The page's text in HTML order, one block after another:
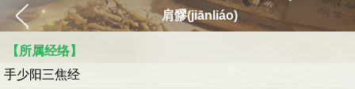
肩髎(jiānliáo)
【所属经络】
手少阳三焦经